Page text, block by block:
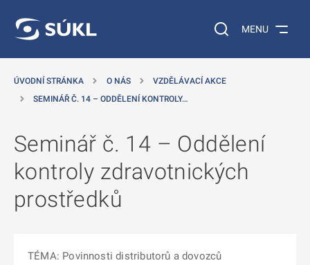
Vyhledávání na
MENU
ÚVODNÍ STRÁNKA O NÁS
VZDĚLÁVACÍ AKCE
SEMINÁŘ Č. 14 – ODDĚLENÍ KONTROLY…
Seminář č. 14 – Oddělení
kontroly zdravotnických
prostředků
TÉMA: Povinnosti distributorů a dovozců